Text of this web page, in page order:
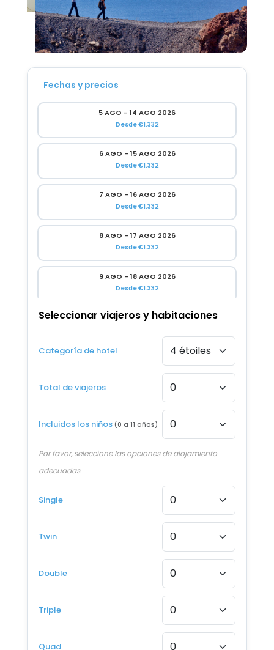
Fechas y precios
5 AGO - 14 AGO 2026
Desde €1.332
6 AGO - 15 AGO 2026
Desde €1.332
7 AGO - 16 AGO 2026
Desde €1.332
8 AGO - 17 AGO 2026
Desde €1.332
9 AGO - 18 AGO 2026
Desde €1.332
10 AGO - 19 AGO 2026
12 AGO - 21 AGO 2026
13 AGO - 22 AGO 2026
Desde €1.321
15 AGO - 24 AGO 2026
16 AGO - 25 AGO 2026
17 AGO - 26 AGO 2026
18 AGO - 27 AGO 2026
Seleccionar viajeros y habitaciones
Categoría de hotel
Total de viajeros
Incluidos los niños (0 a 11 años)
Por favor, seleccione las opciones de alojamiento
adecuadas
Single
Twin
Double
Triple
Quad